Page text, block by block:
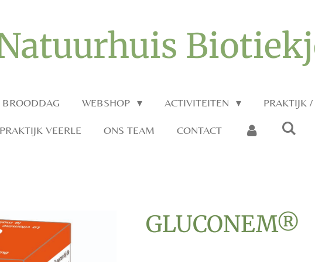
WEBSHOP ACTIVITEITEN PRAKTIJK
VEERLE ONS TEAM CONTACT
GLUCONEM®